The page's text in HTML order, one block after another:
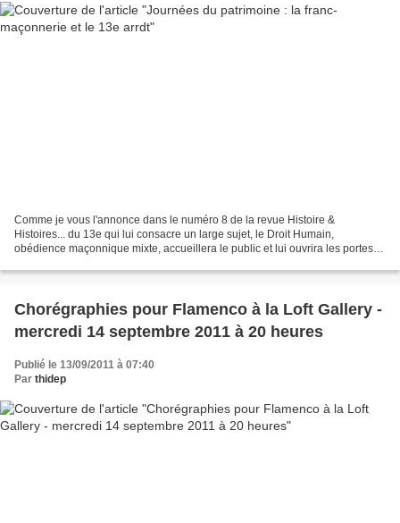
Comme je vous l'annonce dans le numéro 8 de la revue Histoire &
Histoires... du 13e qui lui consacre un large sujet, le Droit Humain,
obédience maçonnique mixte, accueillera le public et lui ouvrira les portes
Chorégraphies pour Flamenco à la Loft Gallery -
mercredi 14 septembre 2011 à 20 heures
Publié le 13/09/2011 à 07:40
Par thidep